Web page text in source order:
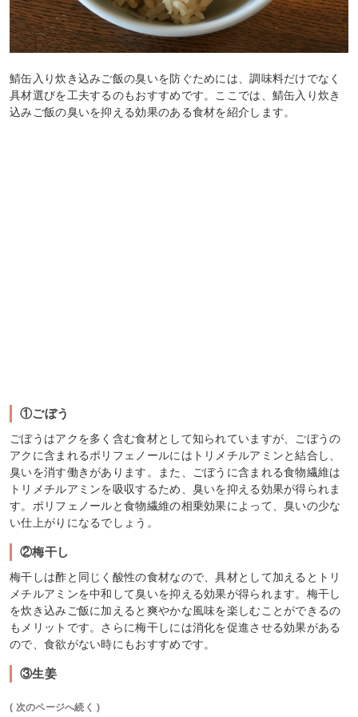
鯖缶入り炊き込みご飯の臭いを防ぐためには、調味料だけでなく
具材選びを工夫するのもおすすめです。ここでは、鯖缶入り炊き
込みご飯の臭いを抑える効果のある食材を紹介します。
①ごぼう
ごぼうはアクを多く含む食材として知られていますが、ごぼうの
アクに含まれるポリフェノールにはトリメチルアミンと結合し、
臭いを消す働きがあります。また、ごぼうに含まれる食物繊維は
トリメチルアミンを吸収するため、臭いを抑える効果が得られま
す。ポリフェノールと食物繊維の相乗効果によって、臭いの少な
い仕上がりになるでしょう。
②梅干し
梅干しは酢と同じく酸性の食材なので、具材として加えるとトリ
メチルアミンを中和して臭いを抑える効果が得られます。梅干し
を炊き込みご飯に加えると爽やかな風味を楽しむことができるの
もメリットです。さらに梅干しには消化を促進させる効果がある
ので、食欲がない時にもおすすめです。
③生姜
( 次のページへ続く )